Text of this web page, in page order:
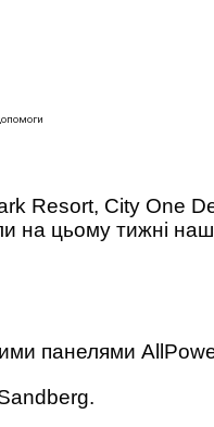
Resort, City One
на цьому тижні
панелями